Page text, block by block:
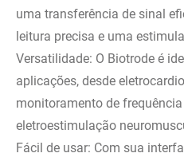
uma transferência de sinal
leitura precisa e uma
Versatilidade: O Biotrode é
aplicações, desde
monitoramento de
eletroestimulação
Fácil de usar: Com sua